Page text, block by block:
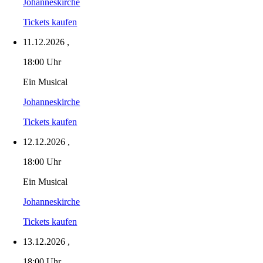
Tickets kaufen
11.12.2026 ,
18:00 Uhr
Ein Musical
Johanneskirche
Tickets kaufen
12.12.2026 ,
18:00 Uhr
Ein Musical
Johanneskirche
Tickets kaufen
13.12.2026 ,